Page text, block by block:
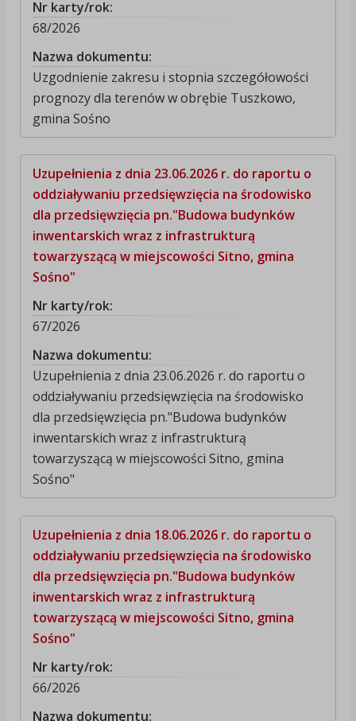
Nr karty/rok:
68/2026
Nazwa dokumentu:
Uzgodnienie zakresu i stopnia szczegółowości
prognozy dla terenów w obrębie Tuszkowo,
gmina Sośno
Uzupełnienia z dnia 23.06.2026 r. do raportu o
oddziaływaniu przedsięwzięcia na środowisko
dla przedsięwzięcia pn."Budowa budynków
inwentarskich wraz z infrastrukturą
towarzyszącą w miejscowości Sitno, gmina
Sośno"
Nr karty/rok:
67/2026
Nazwa dokumentu:
Uzupełnienia z dnia 23.06.2026 r. do raportu o
oddziaływaniu przedsięwzięcia na środowisko
dla przedsięwzięcia pn."Budowa budynków
inwentarskich wraz z infrastrukturą
towarzyszącą w miejscowości Sitno, gmina
Sośno"
Uzupełnienia z dnia 18.06.2026 r. do raportu o
oddziaływaniu przedsięwzięcia na środowisko
dla przedsięwzięcia pn."Budowa budynków
inwentarskich wraz z infrastrukturą
towarzyszącą w miejscowości Sitno, gmina
Sośno"
Nr karty/rok:
66/2026
Nazwa dokumentu: